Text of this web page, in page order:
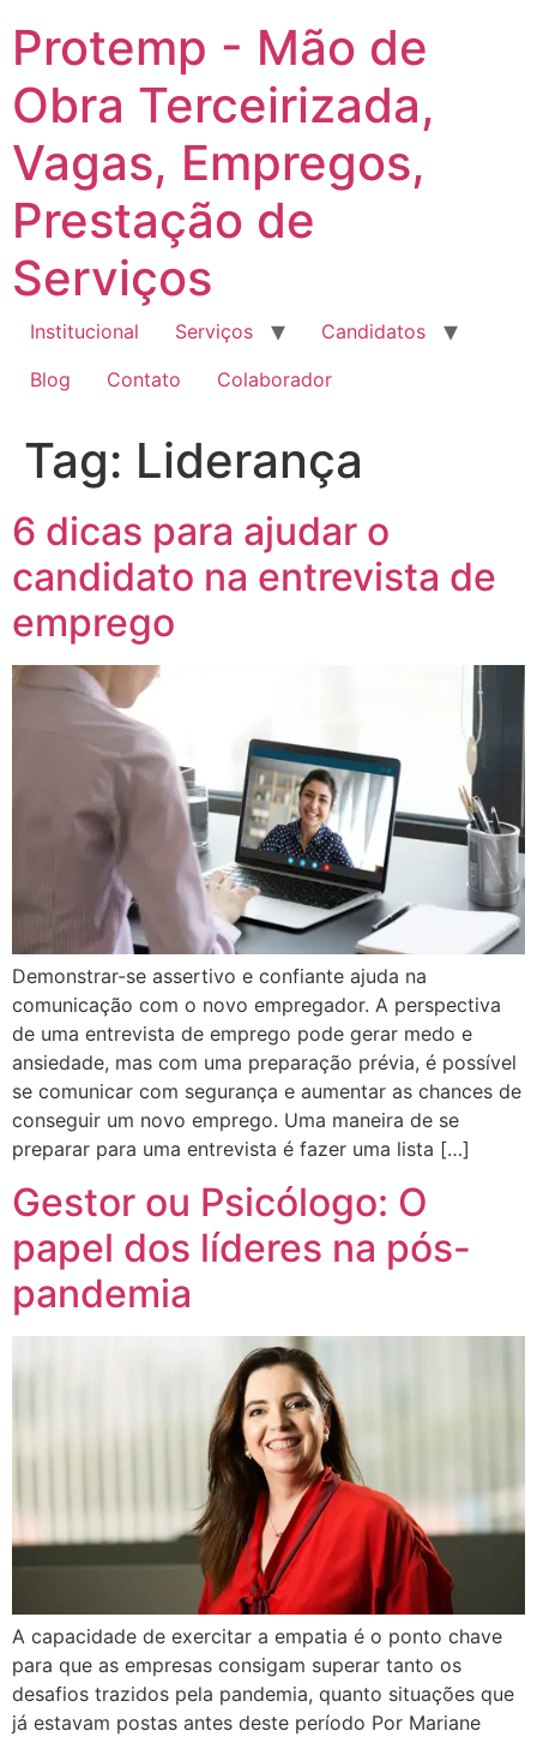
para
conteúdo
Protemp - Mão de
Obra Terceirizada,
Vagas, Empregos,
Prestação de
Serviços
Institucional Serviços
Candidatos
Blog
Contato Colaborador
Tag: Liderança
6 dicas para ajudar o
candidato na entrevista de
emprego
Demonstrar-se assertivo e confiante ajuda na
comunicação com o novo empregador. A perspectiva
de uma entrevista de emprego pode gerar medo e
ansiedade, mas com uma preparação prévia, é possível
se comunicar com segurança e aumentar as chances de
conseguir um novo emprego. Uma maneira de se
preparar para uma entrevista é fazer uma lista […]
Gestor ou Psicólogo: O
papel dos líderes na pós-
pandemia
A capacidade de exercitar a empatia é o ponto chave
para que as empresas consigam superar tanto os
desafios trazidos pela pandemia, quanto situações que
já estavam postas antes deste período Por Mariane